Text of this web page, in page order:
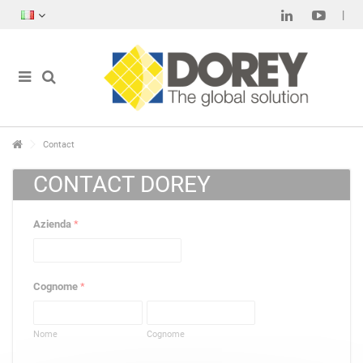
Contact
CONTACT DOREY
Azienda *
Cognome *
Nome Cognome